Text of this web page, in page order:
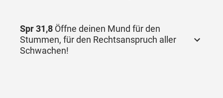
Spr 31,8 Öffne deinen Mund für den
Stummen, für den Rechtsanspruch aller
Schwachen!